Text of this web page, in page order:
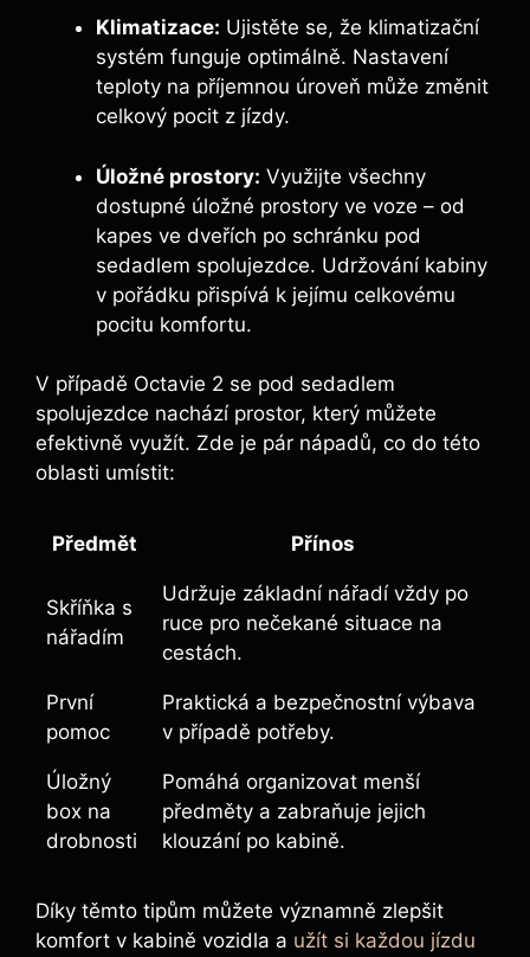
Klimatizace: Ujistěte se, že klimatizační
systém funguje optimálně. Nastavení
teploty na příjemnou úroveň může změnit
celkový pocit z jízdy.
Úložné prostory: Využijte všechny
dostupné úložné prostory ve voze – od
kapes ve dveřích po schránku pod
sedadlem spolujezdce. Udržování kabiny
v pořádku přispívá k jejímu celkovému
pocitu komfortu.
V případě Octavie 2 se pod sedadlem
spolujezdce nachází prostor, který můžete
efektivně využít. Zde je pár nápadů, co do této
oblasti umístit:
Předmět Přínos
Skříňka s
nářadím
Udržuje základní nářadí vždy po
ruce pro nečekané situace na
cestách.
První
pomoc
Praktická a bezpečnostní výbava
v případě potřeby.
Úložný
box na
drobnosti
Pomáhá organizovat menší
předměty a zabraňuje jejich
klouzání po kabině.
Díky těmto tipům můžete významně zlepšit
komfort v kabině vozidla a užít si každou jízdu